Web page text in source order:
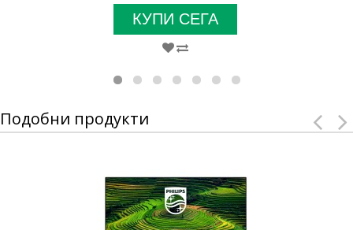
КУПИ СЕГА
Подобни продукти